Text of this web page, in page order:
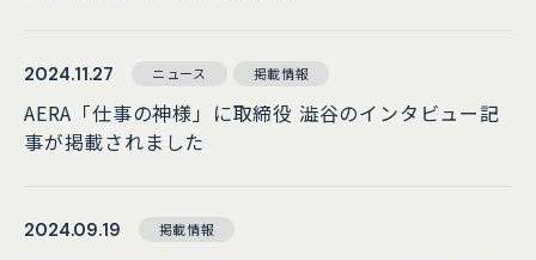
2024.11.27 ニュース 掲載情報
AERA「仕事の神様」に取締役 澁谷のインタビュー記
事が掲載されました
2024.09.19 掲載情報